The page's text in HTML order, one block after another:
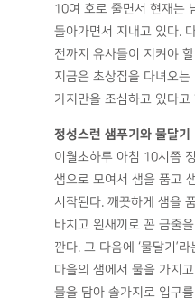
10여 호로 줄면서 현재는
돌아가면서 지내고 있다.
전까지 유사들이 지켜야
지금은 초상집을 다녀오
가지만을 조심하고 있다고
정성스런 샘푸기와 물달기
이월초하루 아침 10시쯤
샘으로 모여서 샘을 품고
시작된다. 깨끗하게 샘을
바치고 왼새끼로 꼰 금줄
깐다. 그 다음에 ‘물달기’
마을의 샘에서 물을 가지
물을 담아 솔가지로 입구